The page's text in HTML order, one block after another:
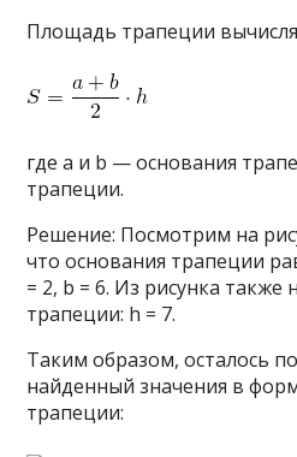
Площадь трапеции
где a и b — основания
трапеции.
Решение: Посмотрим на
что основания трапеции
= 2, b = 6. Из рисунка также
трапеции: h = 7.
Таким образом, осталось
найденный значения в
трапеции: